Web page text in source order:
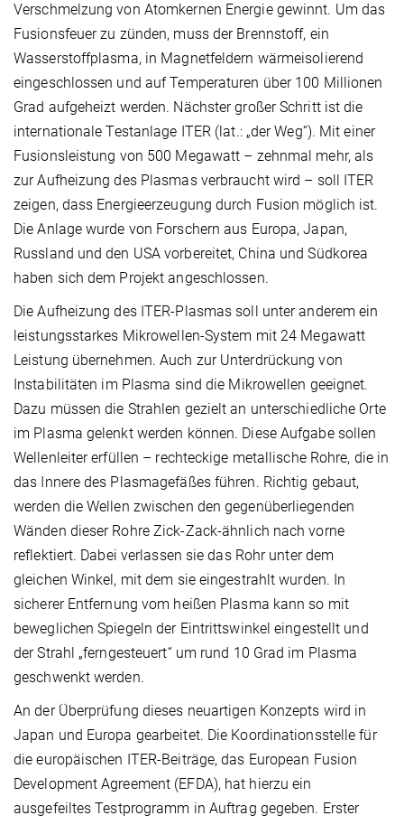
Verschmelzung von Atomkernen Energie gewinnt. Um das
Fusionsfeuer zu zünden, muss der Brennstoff, ein
Wasserstoffplasma, in Magnetfeldern wärmeisolierend
eingeschlossen und auf Temperaturen über 100 Millionen
Grad aufgeheizt werden. Nächster großer Schritt ist die
internationale Testanlage ITER (lat.: „der Weg“). Mit einer
Fusionsleistung von 500 Megawatt – zehnmal mehr, als
zur Aufheizung des Plasmas verbraucht wird – soll ITER
zeigen, dass Energieerzeugung durch Fusion möglich ist.
Die Anlage wurde von Forschern aus Europa, Japan,
Russland und den USA vorbereitet, China und Südkorea
haben sich dem Projekt angeschlossen.
Die Aufheizung des ITER-Plasmas soll unter anderem ein
leistungsstarkes Mikrowellen-System mit 24 Megawatt
Leistung übernehmen. Auch zur Unterdrückung von
Instabilitäten im Plasma sind die Mikrowellen geeignet.
Dazu müssen die Strahlen gezielt an unterschiedliche Orte
im Plasma gelenkt werden können. Diese Aufgabe sollen
Wellenleiter erfüllen – rechteckige metallische Rohre, die in
das Innere des Plasmagefäßes führen. Richtig gebaut,
werden die Wellen zwischen den gegenüberliegenden
Wänden dieser Rohre Zick-Zack-ähnlich nach vorne
reflektiert. Dabei verlassen sie das Rohr unter dem
gleichen Winkel, mit dem sie eingestrahlt wurden. In
sicherer Entfernung vom heißen Plasma kann so mit
beweglichen Spiegeln der Eintrittswinkel eingestellt und
der Strahl „ferngesteuert“ um rund 10 Grad im Plasma
geschwenkt werden.
An der Überprüfung dieses neuartigen Konzepts wird in
Japan und Europa gearbeitet. Die Koordinationsstelle für
die europäischen ITER-Beiträge, das European Fusion
Development Agreement (EFDA), hat hierzu ein
ausgefeiltes Testprogramm in Auftrag gegeben. Erster